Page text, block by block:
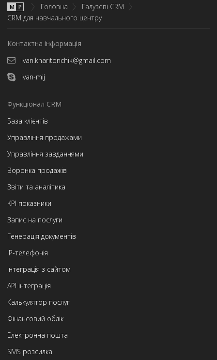
М P Головна
Галузеві CRM
CRM для навчального центру
Контактна інформація
ivan.kharitonchik@gmail.com
ivan-mij
Функціонал CRM
База клієнтів
Управління продажами
Управління завданнями
Воронка продажів
Звіти та аналітика
KPI показники
Запис на послуги
Генерація документів
IP-телефонія
Інтеграція з сайтом
API інтеграція
Калькулятор послуг
Фінансовий облік
Електронна пошта
SMS розсилка